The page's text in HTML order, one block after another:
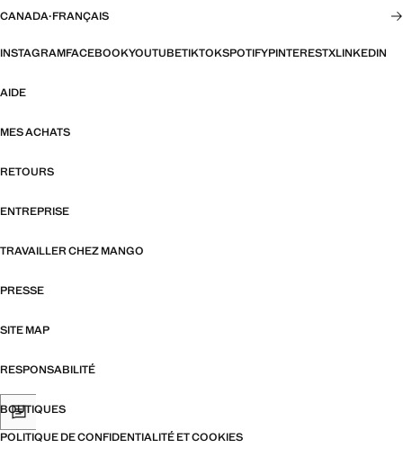
CANADA·FRANÇAIS
INSTAGRAMFACEBOOKYOUTUBETIKTOKSPOTIFYPINTERESTXLINKEDIN
AIDE
MES ACHATS
RETOURS
ENTREPRISE
TRAVAILLER CHEZ MANGO
PRESSE
SITE MAP
RESPONSABILITÉ
BOUTIQUES
POLITIQUE DE CONFIDENTIALITÉ ET COOKIES